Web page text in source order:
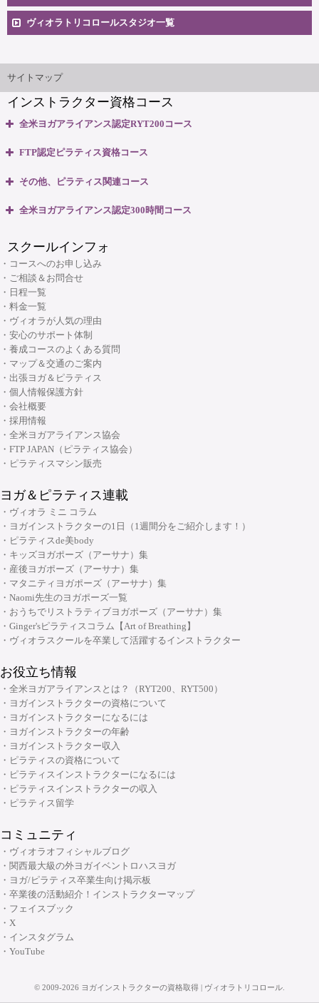
安心のサポート体制
無料体験説明会
マップ＆交通のご案内
卒業生向け掲示板
インストラクター'sマップ
ヴィオラトリコロールスタジオ一覧
大阪府大阪市中央区本町3丁目4番10号 本町野村ビルB1F
(大阪市・本町)
大阪府大阪市中央区安土町3丁目2番4号 JUST本町ビル5F
TEL: 06-6926-8422
リフォーマースタジオ
大阪府大阪市中央区安土町2-5-5 本町明大ビル3F
TEL: 06-6926-8422
サイトマップ
インストラクター資格コース
全米ヨガアライアンス認定RYT200コース
・全米ヨガアライアンス認定 RYT200資格取得コース
FTP認定ピラティス資格コース
・ピラティスベーシック インストラクター資格コース
・リフォーマーLevel2 インストラクター資格コース
・Tower インストラクター資格コース
・Basic Chair インストラクター資格コース
・ブラッシュアップセミナー
・リフォーマーブラッシュアップセミナー
その他、ピラティス関連コース
・ピラティスパーソナル指導者資格コース
・産後ピラティス インストラクターコース
・シニアピラティス インストラクターコース
・ピラティス解剖学インストラクター資格コース
・ピラティス解剖学【足部編】インストラクター資格コース
・骨盤底筋群機能改善インストラクター資格コース
・ピラティス プロップスコース
・ピラティスリング指導者養成コース
全米ヨガアライアンス認定300時間コース
・キッズヨガ インストラクターコース
・産後ヨガ インストラクターコース
・シニアヨガ インストラクターコース
・アシュタンガヨガ イマージョンコース
・呼吸と瞑想コース
・リストラティブメソッド養成コース
・ヨーガ哲学コース
・リンパマッサージコース
・ヨガ解剖学コース
・アーユルヴェーダを知る
・アーユルヴェーダを深める
プコース
・ヨガ指導者向け：個人プログラミングコース～症例別・目的別プログラ
ムの組み方～
・ヨガ指導者向け：アジャストメント＆モディフィケーションスキルアッ
プコース
・メンタルケアヨガ(心のためのヨガ)指導者養成コース
チャクラ講座
顔筋調整ヨガ養成指導者コース
スクールインフォ
・コースへのお申し込み
・ご相談＆お問合せ
・日程一覧
・料金一覧
・ヴィオラが人気の理由
・安心のサポート体制
・養成コースのよくある質問
・マップ＆交通のご案内
・出張ヨガ＆ピラティス
・個人情報保護方針
・会社概要
・採用情報
・全米ヨガアライアンス協会
・FTP JAPAN（ピラティス協会）
・ピラティスマシン販売
ヨガ＆ピラティス連載
・ヴィオラ ミニ コラム
・ヨガインストラクターの1日（1週間分をご紹介します！）
・ピラティスde美body
・キッズヨガポーズ（アーサナ）集
・産後ヨガポーズ（アーサナ）集
・マタニティヨガポーズ（アーサナ）集
・Naomi先生のヨガポーズ一覧
・おうちでリストラティブヨガポーズ（アーサナ）集
・Ginger'sピラティスコラム【Art of Breathing】
・ヴィオラスクールを卒業して活躍するインストラクター
お役立ち情報
・全米ヨガアライアンスとは？（RYT200、RYT500）
・ヨガインストラクターの資格について
・ヨガインストラクターになるには
・ヨガインストラクターの年齢
・ヨガインストラクター収入
・ピラティスの資格について
・ピラティスインストラクターになるには
・ピラティスインストラクターの収入
・ピラティス留学
コミュニティ
・ヴィオラオフィシャルブログ
・関西最大級の外ヨガイベントロハスヨガ
・ヨガ/ピラティス卒業生向け掲示板
・卒業後の活動紹介！インストラクターマップ
・フェイスブック
・X
・インスタグラム
・YouTube
© 2009-2026 ヨガインストラクターの資格取得 | ヴィオラトリコロール